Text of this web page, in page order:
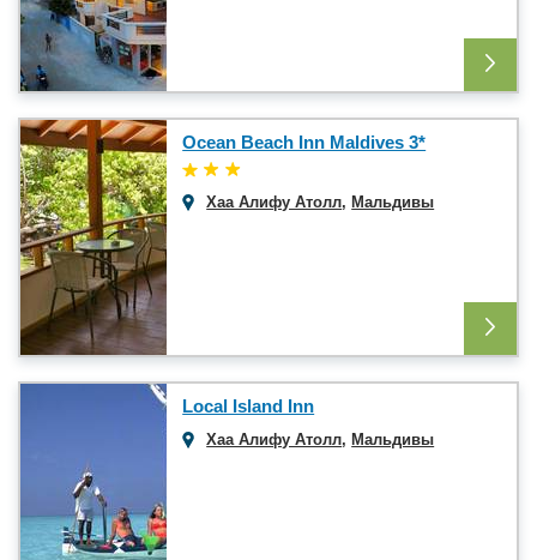
Ocean Beach Inn Maldives 3*
Хаа Алифу Атолл, Мальдивы
Local Island Inn
Хаа Алифу Атолл, Мальдивы